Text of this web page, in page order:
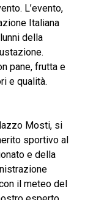
L’evento,
Italiana
della
pane, frutta e
e qualità.
Mosti, si
sportivo al
e della
il meteo del